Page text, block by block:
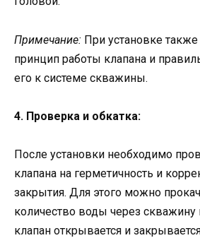
Примечание: При установке также
принцип работы клапана и
его к системе скважины.
4. Проверка и обкатка:
После установки необходимо
клапана на герметичность и
закрытия. Для этого можно
количество воды через скважину
клапан открывается и